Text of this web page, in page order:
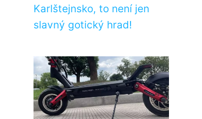
Karlštejnsko, to není jen
slavný gotický hrad!